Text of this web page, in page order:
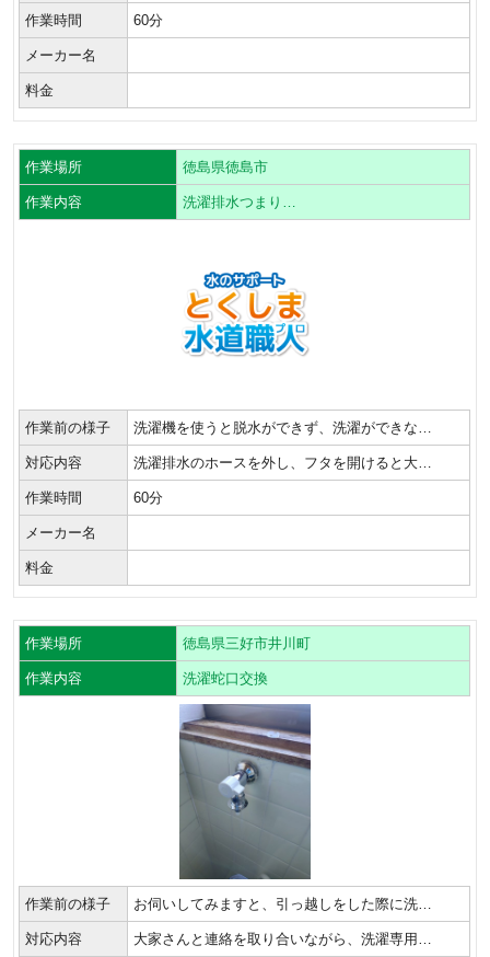
作業時間 60分
メーカー名
料金
作業場所 徳島県徳島市
作業内容 洗濯排水つまり…
作業前の様子 洗濯機を使うと脱水ができず、洗濯ができな…
対応内容 洗濯排水のホースを外し、フタを開けると大…
作業時間 60分
メーカー名
料金
作業場所 徳島県三好市井川町
作業内容 洗濯蛇口交換
作業前の様子 お伺いしてみますと、引っ越しをした際に洗…
対応内容 大家さんと連絡を取り合いながら、洗濯専用…